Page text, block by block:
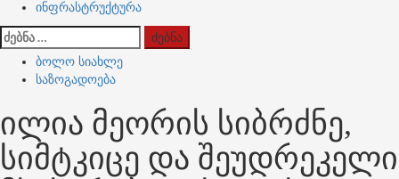
ინფრასტრუქტურა
ძებნა:
ბოლო სიახლე
საზოგადოება
ილია მეორის სიბრძნე,
სიმტკიცე და შეუდრეკელი